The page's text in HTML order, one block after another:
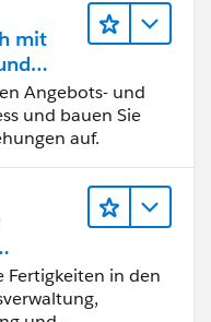
mit
Angebots- und
und bauen Sie
auf.
Fertigkeiten in den